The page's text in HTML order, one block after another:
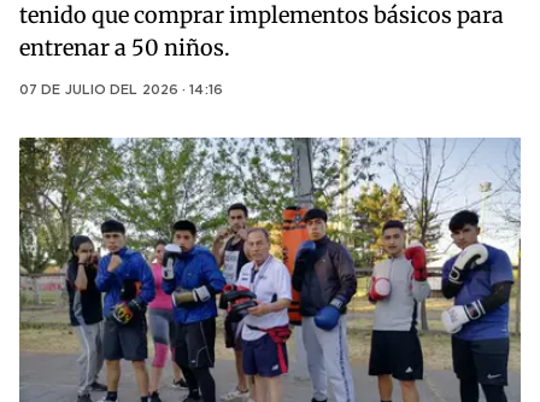
tenido que comprar implementos básicos para
entrenar a 50 niños.
07 DE JULIO DEL 2026 · 14:16